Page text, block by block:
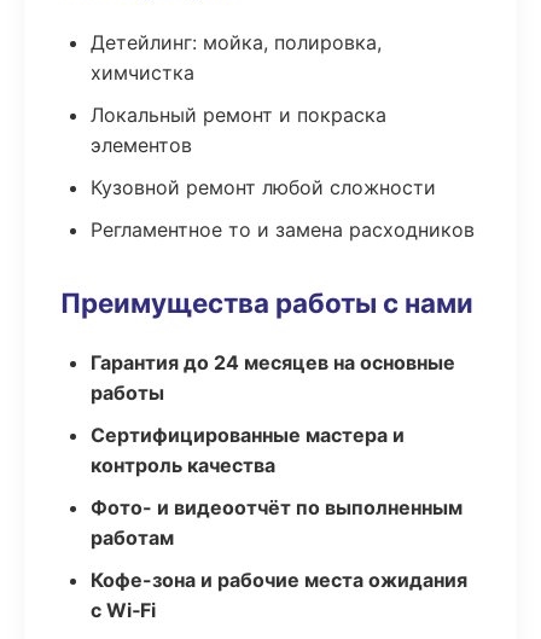
Детейлинг: мойка, полировка,
химчистка
Локальный ремонт и покраска
элементов
Кузовной ремонт любой сложности
Регламентное то и замена расходников
Преимущества работы с нами
Гарантия до 24 месяцев на основные
работы
Сертифицированные мастера и
контроль качества
Фото- и видеоотчёт по выполненным
работам
Кофе-зона и рабочие места ожидания
с Wi‑Fi